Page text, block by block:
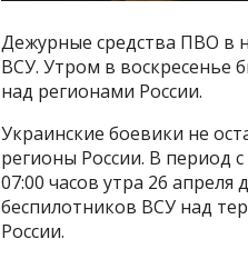
Дежурные средства ПВО в
ВСУ. Утром в воскресенье
над регионами России.
Украинские боевики не
регионы России. В период
07:00 часов утра 26
беспилотников ВСУ над
России.